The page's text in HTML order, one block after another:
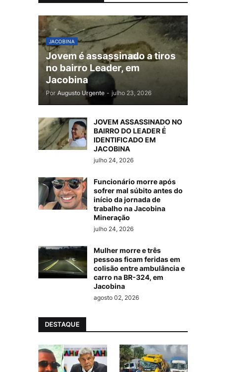
JACOBINA
Jovem é assassinado a tiros
no bairro Leader, em
Jacobina
Por Augusto Urgente - julho 23, 2026
JOVEM ASSASSINADO NO
BAIRRO DO LEADER É
IDENTIFICADO EM
JACOBINA
julho 24, 2026
Funcionário morre após
sofrer mal súbito antes do
início da jornada de
trabalho na Jacobina
Mineração
julho 24, 2026
Mulher morre e três
pessoas ficam feridas em
colisão entre ambulância e
carro na BR-324, em
Jacobina
agosto 02, 2026
DESTAQUE